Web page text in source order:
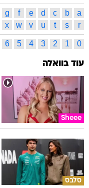
a
b
c
d
e
f
g
r
s
t
u
v
w
x
0
1
2
3
4
5
6
עוד בוואלה
Sheee
סלבס